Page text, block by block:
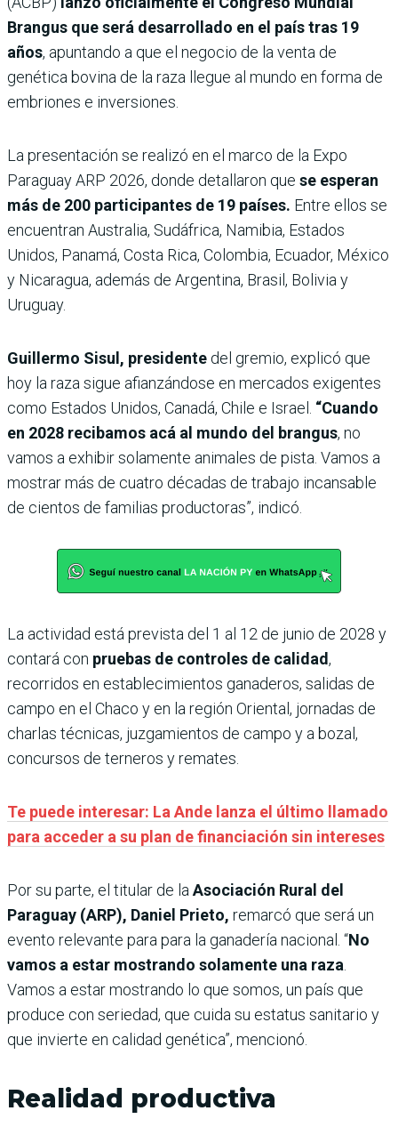
Brangus que será desarrollado en el país tras 19
años, apuntando a que el negocio de la venta de
genética bovina de la raza llegue al mundo en forma de
embriones e inversiones.
La presentación se realizó en el marco de la Expo
Paraguay ARP 2026, donde detallaron que se esperan
más de 200 participantes de 19 países. Entre ellos se
encuentran Australia, Sudáfrica, Namibia, Estados
Unidos, Panamá, Costa Rica, Colombia, Ecuador, México
y Nicaragua, además de Argentina, Brasil, Bolivia y
Uruguay.
Guillermo Sisul, presidente del gremio, explicó que
hoy la raza sigue afianzándose en mercados exigentes
como Estados Unidos, Canadá, Chile e Israel. “Cuando
en 2028 recibamos acá al mundo del brangus, no
vamos a exhibir solamente animales de pista. Vamos a
mostrar más de cuatro décadas de trabajo incansable
de cientos de familias productoras”, indicó.
La actividad está prevista del 1 al 12 de junio de 2028 y
contará con pruebas de controles de calidad,
recorridos en establecimientos ganaderos, salidas de
campo en el Chaco y en la región Oriental, jornadas de
charlas técnicas, juzgamientos de campo y a bozal,
concursos de terneros y remates.
Te puede interesar: La Ande lanza el último llamado
para acceder a su plan de financiación sin intereses
Por su parte, el titular de laAsociación Rural del
Paraguay (ARP), Daniel Prieto, remarcó que será un
evento relevante para para la ganadería nacional. “No
vamos a estar mostrando solamente una raza.
Vamos a estar mostrando lo que somos, un país que
produce con seriedad, que cuida su estatus sanitario y
que invierte en calidad genética”, mencionó.
Realidad productiva